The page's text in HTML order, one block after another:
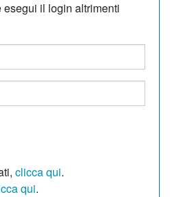
il login altrimenti
clicca qui.
qui.